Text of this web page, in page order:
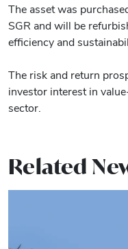
The asset was
SGR and will be
efficiency and
The risk and return
investor interest in
sector.
Related